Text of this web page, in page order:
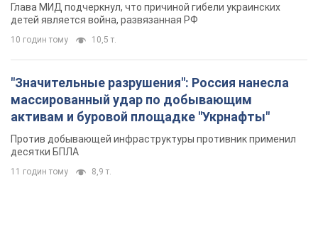
Глава МИД подчеркнул, что причиной гибели украинских
детей является война, развязанная РФ
10 годин тому 10,5 т.
"Значительные разрушения": Россия нанесла
массированный удар по добывающим
активам и буровой площадке "Укрнафты"
Против добывающей инфраструктуры противник применил
десятки БПЛА
11 годин тому 8,9 т.